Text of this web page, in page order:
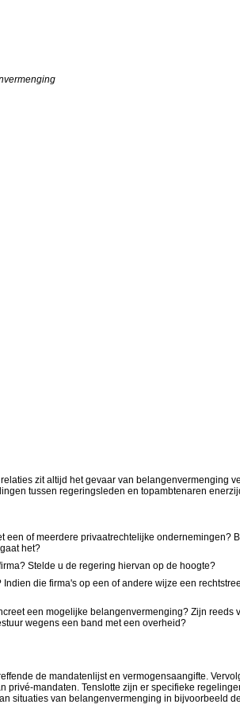
zit altijd het gevaar van belangenvermenging
tussen regeringsleden en topambtenaren
of meerdere privaatrechtelijke
het?
Stelde u de regering hiervan op de hoogte?
die firma's op een of andere wijze een
een mogelijke belangenvermenging? Zijn
wegens een band met een overheid?
de mandatenlijst en vermogensaangifte.
mandaten. Tenslotte zijn er specifieke
situaties van belangenvermenging in bijvoorbeeld